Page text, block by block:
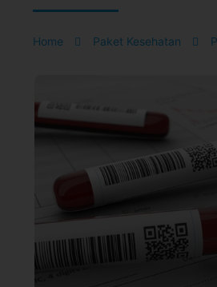
Home Paket Kesehatan